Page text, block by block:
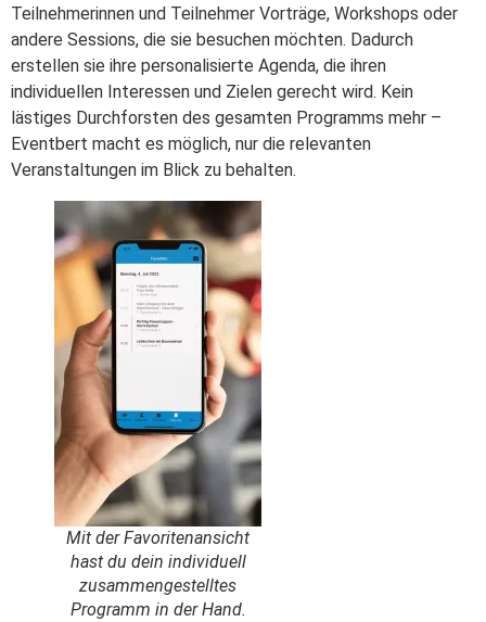
Teilnehmerinnen und Teilnehmer Vorträge, Workshops oder
andere Sessions, die sie besuchen möchten. Dadurch
erstellen sie ihre personalisierte Agenda, die ihren
individuellen Interessen und Zielen gerecht wird. Kein
lästiges Durchforsten des gesamten Programms mehr –
Eventbert macht es möglich, nur die relevanten
Veranstaltungen im Blick zu behalten.
Mit der Favoritenansicht
hast du dein individuell
zusammengestelltes
Programm in der Hand.